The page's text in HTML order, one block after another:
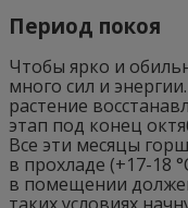
Период покоя
Чтобы ярко и
много сил и
растение
этап под конец
Все эти месяцы
в прохладе (+17-18
в помещении